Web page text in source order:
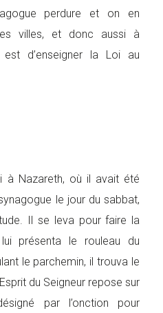
perdure et on en
villes, et donc aussi à
d’enseigner la Loi au
à Nazareth, où il avait été
le jour du sabbat,
Il se leva pour faire la
présenta le rouleau du
le parchemin, il trouva le
du Seigneur repose sur
par l’onction pour